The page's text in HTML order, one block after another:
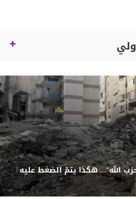
الله"... هكذا يتمّ الضغط عليه